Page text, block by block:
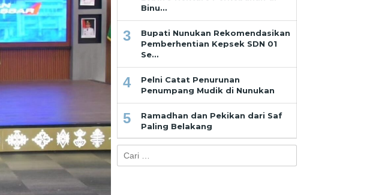
Binu…
3
Bupati Nunukan Rekomendasikan
Pemberhentian Kepsek SDN 01
Se…
4
Pelni Catat Penurunan
Penumpang Mudik di Nunukan
5
Ramadhan dan Pekikan dari Saf
Paling Belakang
untuk: